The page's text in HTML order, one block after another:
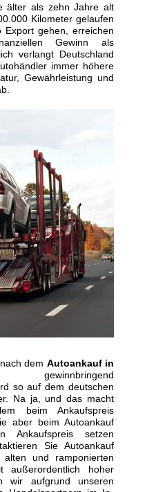
älter als zehn Jahre alt
Kilometer gelaufen
gehen, erreichen
Gewinn als
verlangt Deutschland
immer höhere
Gewährleistung und
dem Autoankauf in
so auf dem deutschen
Na ja, und das macht
beim Ankaufspreis
aber beim Autoankauf
Ankaufspreis setzen
Sie Autoankauf
alten und ramponierten
außerordentlich hoher
wir aufgrund unseren